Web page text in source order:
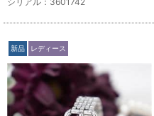
新品 レディース